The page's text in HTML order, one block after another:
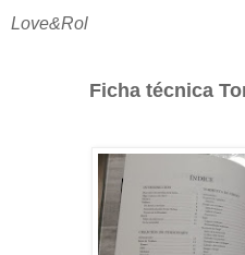
Love&Rol
Ficha técnica